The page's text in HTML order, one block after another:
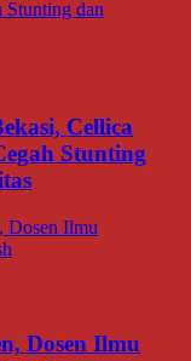
Cellica
Stunting
Dosen Ilmu